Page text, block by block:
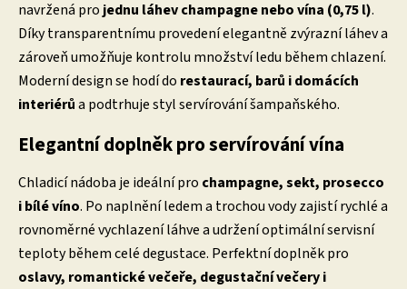
navržená projednu láhev champagne nebo vína (0,75 l).
Díky transparentnímu provedení elegantně zvýrazní láhev a
zároveň umožňuje kontrolu množství ledu během chlazení.
Moderní design se hodí do restaurací, barů i domácích
interiérůa podtrhuje styl servírování šampaňského.
Elegantní doplněk pro servírování vína
Chladicí nádoba je ideální pro champagne, sekt, prosecco
i bílé víno. Po naplnění ledem a trochou vody zajistí rychlé a
rovnoměrné vychlazení láhve a udržení optimální servisní
teploty během celé degustace. Perfektní doplněk pro
oslavy, romantické večeře, degustační večery i